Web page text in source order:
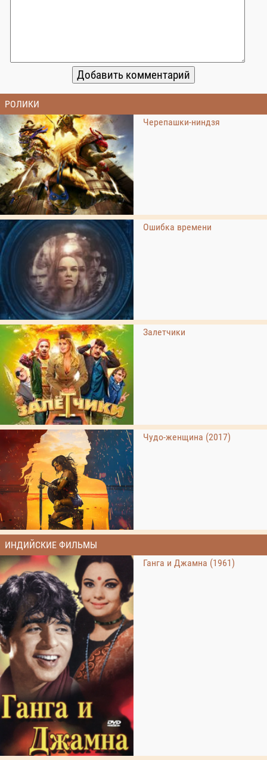
РОЛИКИ
Черепашки-ниндзя
Ошибка времени
Залетчики
Чудо-женщина (2017)
ИНДИЙСКИЕ ФИЛЬМЫ
Ганга и Джамна (1961)